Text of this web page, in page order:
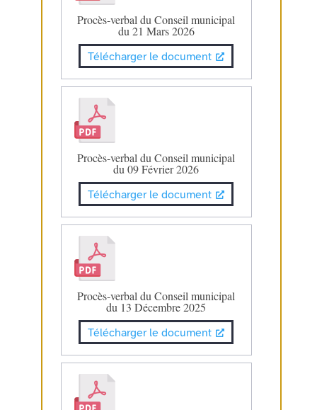
Procès-verbal du Conseil municipal
du 21 Mars 2026
Télécharger le document
Procès-verbal du Conseil municipal
du 09 Février 2026
Télécharger le document
Procès-verbal du Conseil municipal
du 13 Décembre 2025
Télécharger le document